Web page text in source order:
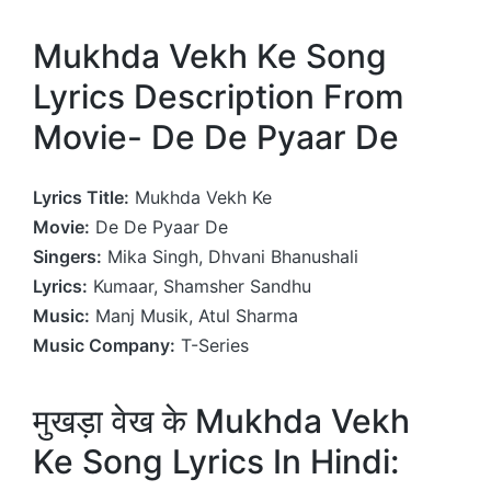
Mukhda Vekh Ke Song
Lyrics Description From
Movie- De De Pyaar De
Lyrics Title: Mukhda Vekh Ke
Movie: De De Pyaar De
Singers: Mika Singh, Dhvani Bhanushali
Lyrics: Kumaar, Shamsher Sandhu
Music: Manj Musik, Atul Sharma
Music Company: T-Series
मुखड़ा वेख के Mukhda Vekh
Ke Song Lyrics In Hindi: